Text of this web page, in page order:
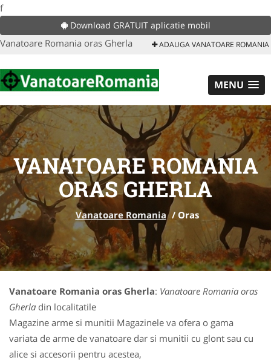
f
Download GRATUIT aplicatie mobil
Vanatoare Romania oras Gherla ADAUGA VANATOARE ROMANIA
MENU
VANATOARE ROMANIA
ORAS GHERLA
Vanatoare Romania / Oras
Vanatoare Romania oras Gherla: Vanatoare Romania oras
Gherla din localitatile
Magazine arme si munitii Magazinele va ofera o gama
variata de arme de vanatoare dar si munitii cu glont sau cu
alice si accesorii pentru acestea,